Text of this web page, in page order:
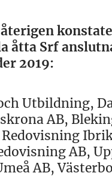
åtta Srf
2019:
Utbildning,
AB,
AB,
AB,